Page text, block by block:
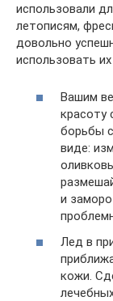
использовали
летописям,
довольно
использовать
Вашим
красоту
борьбы
виде:
и
Лед в
кожи.